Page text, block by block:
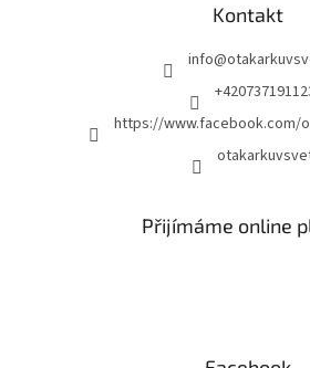
Kontakt
info@
https://www.facebook.com/
Přijímáme online